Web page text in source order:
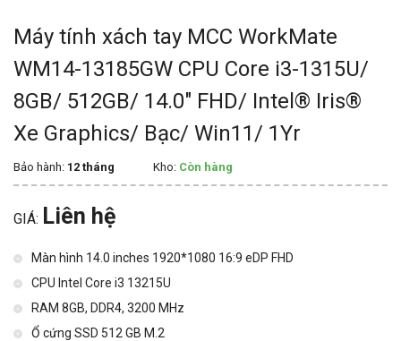
Máy tính xách tay MCC WorkMate
WM14-13185GW CPU Core i3-1315U/
8GB/ 512GB/ 14.0" FHD/ Intel® Iris®
Xe Graphics/ Bạc/ Win11/ 1Yr
Bảo hành: 12 tháng Kho: Còn hàng
GIÁ: Liên hệ
Màn hình 14.0 inches 1920*1080 16:9 eDP FHD
CPU Intel Core i3 13215U
RAM 8GB, DDR4, 3200 MHz
Ổ cứng SSD 512 GB M.2